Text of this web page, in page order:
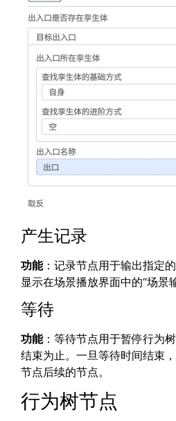
产生记录
功能：记录节点用于输出指定
显示在场景播放界面中的“场景
等待
功能：等待节点用于暂停行为
结束为止。一旦等待时间结束
节点后续的节点。
行为树节点